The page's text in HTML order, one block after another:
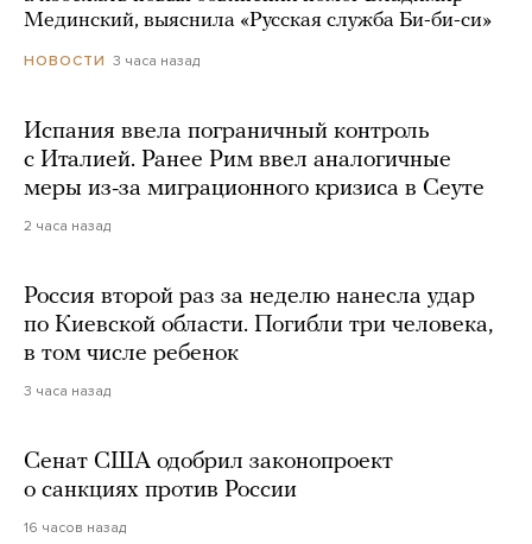
Мединский, выяснила «Русская служба Би-би-си»
НОВОСТИ 3 часа назад
Испания ввела пограничный контроль
с Италией. Ранее Рим ввел аналогичные
меры из-за миграционного кризиса в Сеуте
2 часа назад
Россия второй раз за неделю нанесла удар
по Киевской области. Погибли три человека,
в том числе ребенок
3 часа назад
Сенат США одобрил законопроект
о санкциях против России
16 часов назад